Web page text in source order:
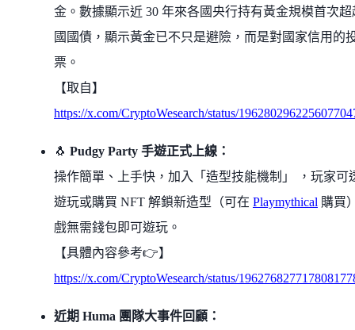
金。數據顯示近 30 年來各國央行持有黃金規模首次超
國國債，顯示黃金已不只是避險，而是對國家信用的
票。
【取自】
https://x.com/CryptoWesearch/status/
🐧 Pudgy Party 手遊正式上線：
操作簡單、上手快，加入「造型技能機制」 ，玩家可
遊玩或購買 NFT 解鎖新造型（可在 Playmythical 購買
戲無需錢包即可遊玩。
【具體內容參考👉】
https://x.com/CryptoWesearch/status/
近期 Huma 團隊大事件回顧：